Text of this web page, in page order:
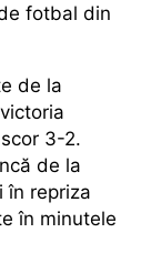
fotbal din
de la
3-2.
de la
în repriza
în minutele